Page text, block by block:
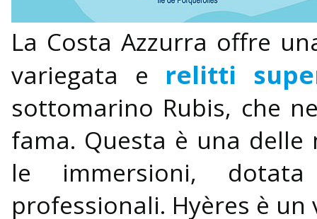
La Costa Azzurra offre
variegata e relitti
sottomarino Rubis, che
fama. Questa è una
le immersioni,
professionali. Hyères è